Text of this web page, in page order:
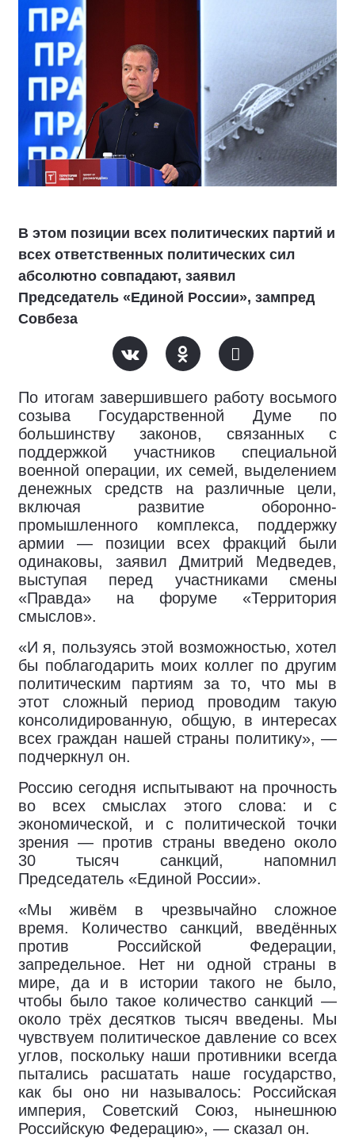
В этом позиции всех политических партий и
всех ответственных политических сил
абсолютно совпадают, заявил
Председатель «Единой России», зампред
Совбеза
По итогам завершившего работу восьмого
созыва Государственной Думе по
большинству законов, связанных с
поддержкой участников специальной
военной операции, их семей, выделением
денежных средств на различные цели,
включая развитие оборонно-
промышленного комплекса, поддержку
армии — позиции всех фракций были
одинаковы, заявил Дмитрий Медведев,
выступая перед участниками смены
«Правда» на форуме «Территория
смыслов».
«И я, пользуясь этой возможностью, хотел
бы поблагодарить моих коллег по другим
политическим партиям за то, что мы в
этот сложный период проводим такую
консолидированную, общую, в интересах
всех граждан нашей страны политику», —
подчеркнул он.
Россию сегодня испытывают на прочность
во всех смыслах этого слова: и с
экономической, и с политической точки
зрения — против страны введено около
30 тысяч санкций, напомнил
Председатель «Единой России».
«Мы живём в чрезвычайно сложное
время. Количество санкций, введённых
против Российской Федерации,
запредельное. Нет ни одной страны в
мире, да и в истории такого не было,
чтобы было такое количество санкций —
около трёх десятков тысяч введены. Мы
чувствуем политическое давление со всех
углов, поскольку наши противники всегда
пытались расшатать наше государство,
как бы оно ни называлось: Российская
империя, Советский Союз, нынешнюю
Российскую Федерацию», — сказал он.